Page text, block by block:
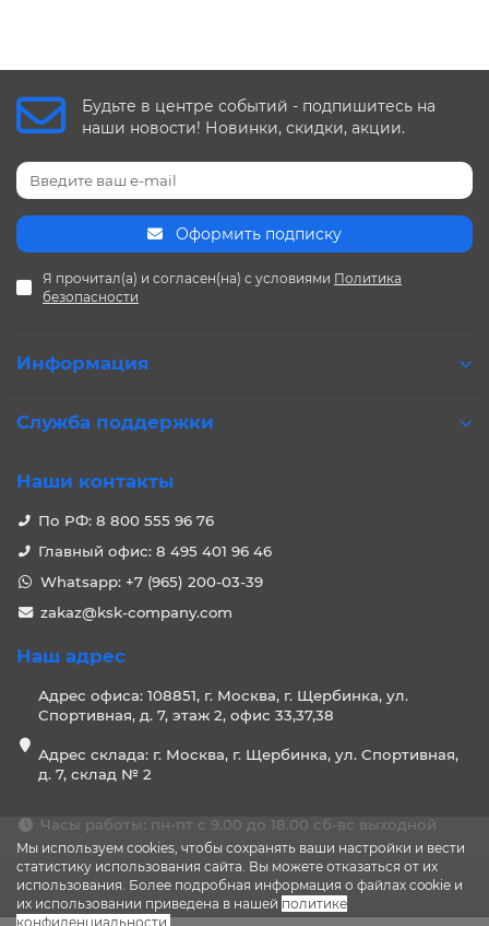
Мы используем cookies, чтобы сохранять ваши настройки и вести
статистику использования сайта. Вы можете отказаться от их
использования. Более подробная информация о файлах cookie и
их использовании приведена в нашей политике
конфиденциальности
Будьте в центре событий - подпишитесь на
наши новости! Новинки, скидки, акции.
Оформить подписку
Я прочитал(а) и согласен(на) с условиями Политика
безопасности
Информация
Служба поддержки
Наши контакты
По РФ: 8 800 555 96 76
Главный офис: 8 495 401 96 46
Whatsapp: +7 (965) 200-03-39
zakaz@ksk-company.com
Наш адрес
Адрес офиса: 108851, г. Москва, г. Щербинка, ул.
Спортивная, д. 7, этаж 2, офис 33,37,38
Адрес склада: г. Москва, г. Щербинка, ул. Спортивная,
д. 7, склад № 2
Часы работы: пн-пт с 9.00 до 18.00 сб-вс выходной